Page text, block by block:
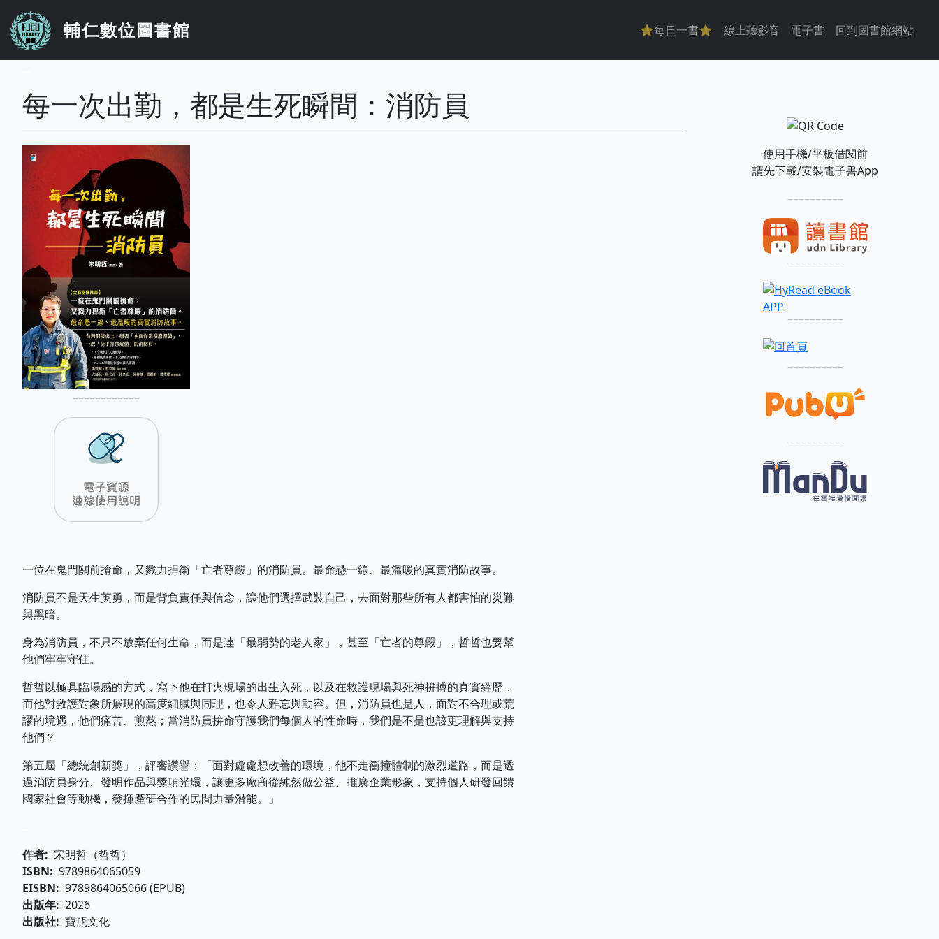
移至主內容
輔仁數位圖書館 主導覽
⭐每日一書⭐ 線上聽影音 電子書 回到圖書館網站
每一次出勤，都是生死瞬間：消防員
––––––––––––
一位在鬼門關前搶命，又戮力捍衛「亡者尊嚴」的消防員。最命懸一線、最溫暖的真實消防故事。
消防員不是天生英勇，而是背負責任與信念，讓他們選擇武裝自己，去面對那些所有人都害怕的災難
與黑暗。
身為消防員，不只不放棄任何生命，而是連「最弱勢的老人家」，甚至「亡者的尊嚴」，哲哲也要幫
他們牢牢守住。
哲哲以極具臨場感的方式，寫下他在打火現場的出生入死，以及在救護現場與死神拚搏的真實經歷，
而他對救護對象所展現的高度細膩與同理，也令人難忘與動容。但，消防員也是人，面對不合理或荒
謬的境遇，他們痛苦、煎熬；當消防員拚命守護我們每個人的性命時，我們是不是也該更理解與支持
他們？
第五屆「總統創新獎」，評審讚譽：「面對處處想改善的環境，他不走衝撞體制的激烈道路，而是透
過消防員身分、發明作品與獎項光環，讓更多廠商從純然做公益、推廣企業形象，支持個人研發回饋
國家社會等動機，發揮產研合作的民間力量潛能。」
作者 宋明哲（哲哲）
ISBN
9789864065059
EISBN
9789864065066 (EPUB)
出版年 2026
出版社 寶瓶文化
使用手機/平板借閱前
請先下載/安裝電子書App
––––––––––
––––––––––
––––––––––
––––––––––
––––––––––